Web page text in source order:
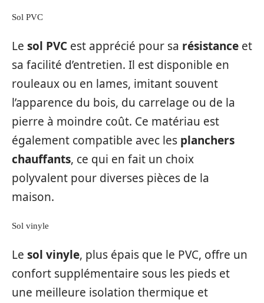
Sol PVC
Le sol PVC est apprécié pour sa résistance et
sa facilité d’entretien. Il est disponible en
rouleaux ou en lames, imitant souvent
l’apparence du bois, du carrelage ou de la
pierre à moindre coût. Ce matériau est
également compatible avec les planchers
chauffants, ce qui en fait un choix
polyvalent pour diverses pièces de la
maison.
Sol vinyle
Le sol vinyle, plus épais que le PVC, offre un
confort supplémentaire sous les pieds et
une meilleure isolation thermique et